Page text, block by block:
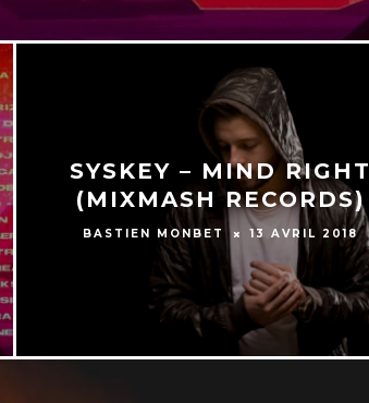
SYSKEY – MIND RIGHT
(MIXMASH RECORDS)
BASTIEN MONBET 13 AVRIL 2018